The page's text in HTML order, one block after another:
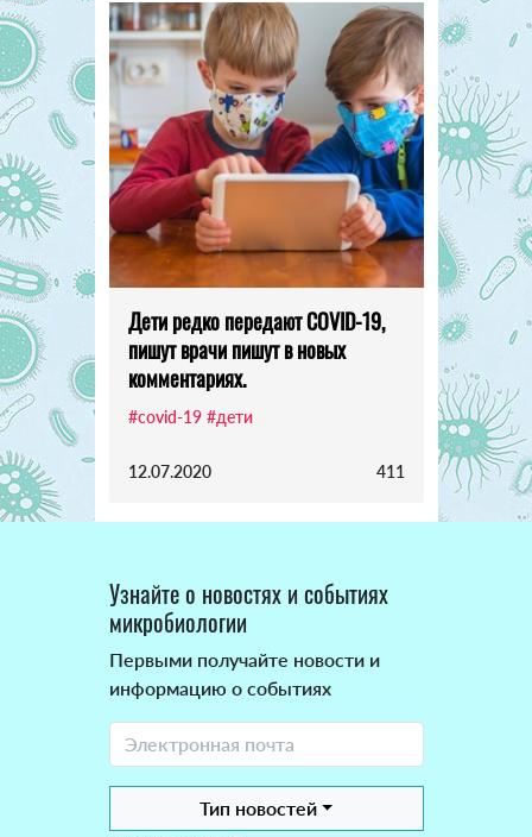
Дети редко передают COVID-19,
пишут врачи пишут в новых
комментариях.
#covid-19 #дети
12.07.2020 411
Узнайте о новостях и событиях
микробиологии
Первыми получайте новости и
информацию о событиях
Тип новостей